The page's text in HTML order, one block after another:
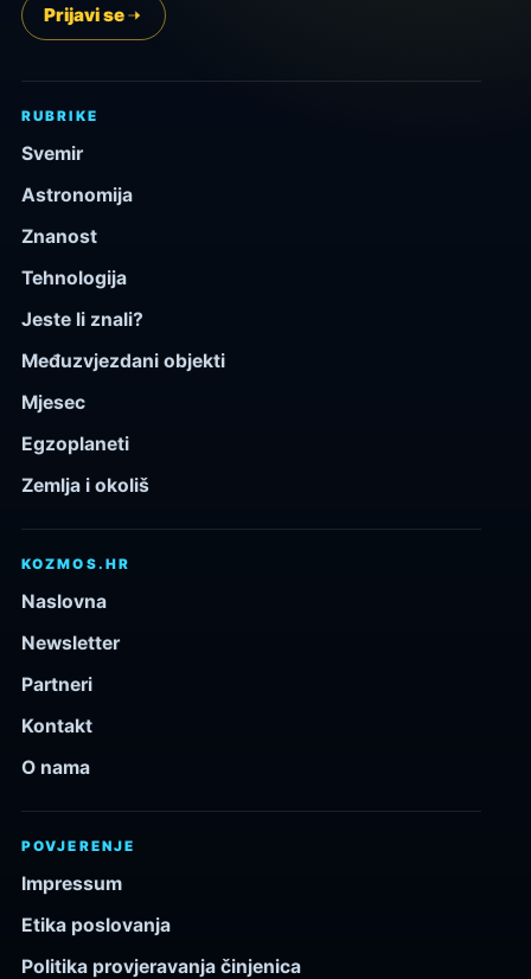
Prijavi se
RUBRIKE
Svemir
Astronomija
Znanost
Tehnologija
Jeste li znali?
Međuzvjezdani objekti
Mjesec
Egzoplaneti
Zemlja i okoliš
KOZMOS.HR
Naslovna
Newsletter
Partneri
Kontakt
O nama
POVJERENJE
Impressum
Etika poslovanja
Politika provjeravanja činjenica